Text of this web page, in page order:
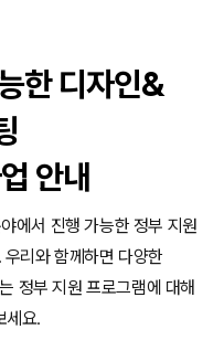
백
피㈜
스
한 디자인&
안내
에서 진행 가능한 정부 지원
우리와 함께하면 다양한
정부 지원 프로그램에 대해
세요.